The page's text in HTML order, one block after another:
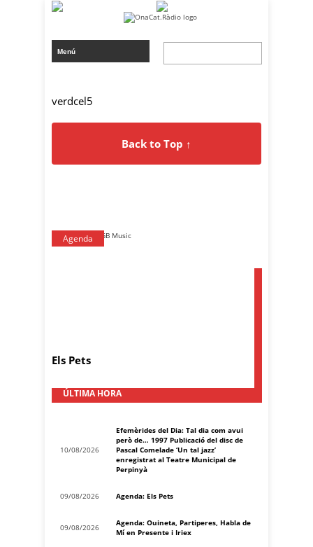
verdcel5
Back to Top ↑
Agenda
Els Pets
ÚLTIMA HORA
10/08/2026
Efemèrides del Dia: Tal dia com avui
però de… 1997 Publicació del disc de
Pascal Comelade ‘Un tal jazz’
enregistrat al Teatre Municipal de
Perpinyà
09/08/2026 Agenda: Els Pets
09/08/2026
Agenda: Ouineta, Partiperes, Habla de
Mí en Presente i Iriex